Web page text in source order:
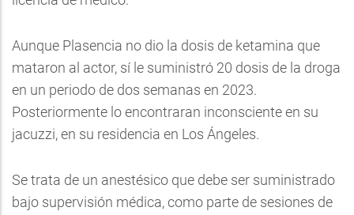
Aunque Plasencia no dio la dosis de ketamina que
mataron al actor, sí le suministró 20 dosis de la droga
en un periodo de dos semanas en 2023.
Posteriormente lo encontraran inconsciente en su
jacuzzi, en su residencia en Los Ángeles.
Se trata de un anestésico que debe ser suministrado
bajo supervisión médica, como parte de sesiones de